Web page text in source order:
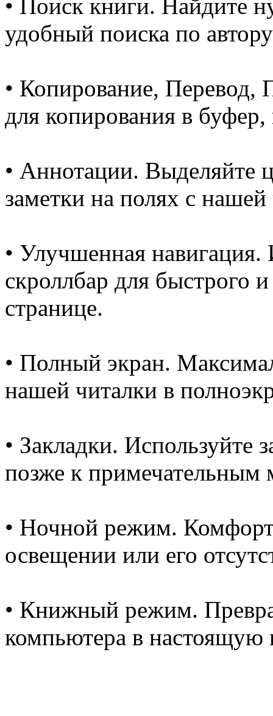
• Поиск книги. Найдите
удобный поиска по
• Копирование, Перевод,
для копирования в
• Аннотации. Выделяйте
заметки на полях с нашей
• Улучшенная
скроллбар для быстрого
странице.
• Полный экран.
нашей читалки в
• Закладки. Используйте
позже к примечательным
• Ночной режим.
освещении или его
• Книжный режим.
компьютера в настоящую